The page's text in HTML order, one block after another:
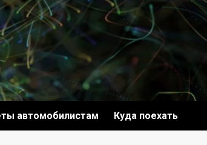
автомобилистам Куда поехать